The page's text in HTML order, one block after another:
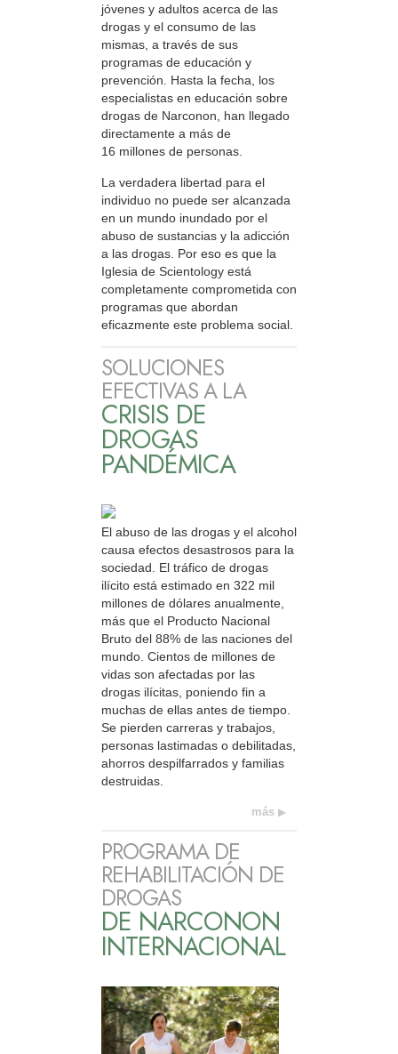
jóvenes y adultos acerca de las
drogas y el consumo de las
mismas, a través de sus
programas de educación y
prevención. Hasta la fecha, los
especialistas en educación sobre
drogas de Narconon, han llegado
directamente a más de
16 millones de personas.
La verdadera libertad para el
individuo no puede ser alcanzada
en un mundo inundado por el
abuso de sustancias y la adicción
a las drogas. Por eso es que la
Iglesia de Scientology está
completamente comprometida con
programas que abordan
eficazmente este problema social.
SOLUCIONES
EFECTIVAS A LA
CRISIS DE
DROGAS
PANDÉMICA
El abuso de las drogas y el alcohol
causa efectos desastrosos para la
sociedad. El tráfico de drogas
ilícito está estimado en 322 mil
millones de dólares anualmente,
más que el Producto Nacional
Bruto del 88% de las naciones del
mundo. Cientos de millones de
vidas son afectadas por las
drogas ilícitas, poniendo fin a
muchas de ellas antes de tiempo.
Se pierden carreras y trabajos,
personas lastimadas o debilitadas,
ahorros despilfarrados y familias
destruidas.
más
PROGRAMA DE
REHABILITACIÓN DE
DROGAS
DE NARCONON
INTERNACIONAL